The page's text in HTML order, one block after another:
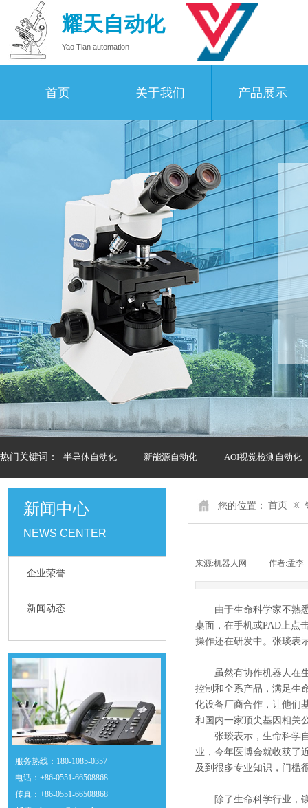
耀天自动化
Yao Tian automation
首页 关于我们 产品展示
热门关键词： 半导体自动化 新能源自动化 AOI视觉检测自动化
新闻中心
NEWS CENTER
您的位置： 首页 ※
来源:机器人网 作者:孟李
由于生命科学家不熟
桌面，在手机或PAD上点
操作还在研发中。张琰表
虽然有协作机器人在
控制和全系产品，满足生
化设备厂商合作，让他们
和国内一家顶尖基因相关
张琰表示，生命科学
业，今年医博会就收获了
及到很多专业知识，门槛
除了生命科学行业，
企业荣誉
新闻动态
服务热线：180-1085-0357
电话 ： +86-0551-66508868
传真 ： +86-0551-66508868